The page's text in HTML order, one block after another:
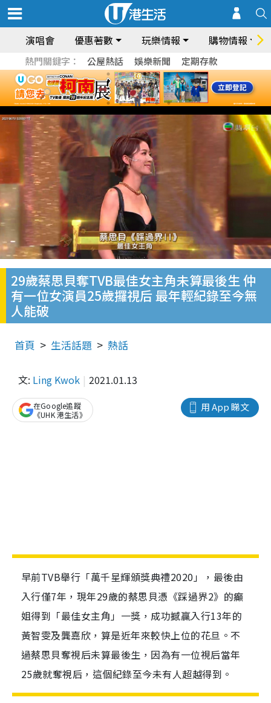
演唱會 優惠著數 玩樂情報 購物情報
熱門關鍵字： 公屋熱話 娛樂新聞 定期存款
29歲蔡思貝奪TVB最佳女主角未算最後生 仲
有一位女演員25歲攞視后 最年輕紀錄至今無
人能破
首頁 生活話題 熱話
文: Ling Kwok 2021.01.13
用 App 睇文
在Google追蹤
《UHK 港生活》
早前TVB舉行「萬千星輝頒獎典禮2020」，最後由
入行僅7年，現年29歲的蔡思貝憑《踩過界2》的癲
姐得到「最佳女主角」一獎，成功撼贏入行13年的
黃智雯及龔嘉欣，算是近年來較快上位的花旦。不
過蔡思貝奪視后未算最後生，因為有一位視后當年
25歲就奪視后，這個紀錄至今未有人超越得到。